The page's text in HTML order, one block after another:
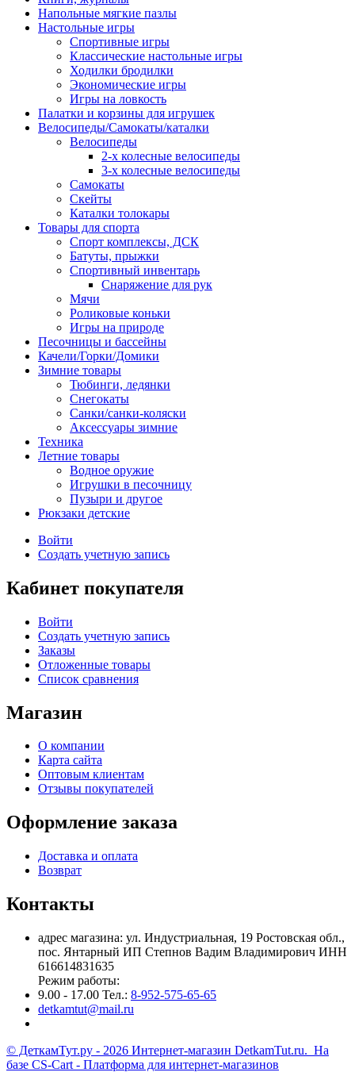
Напольные мягкие пазлы
Настольные игры
Спортивные игры
Классические настольные игры
Ходилки бродилки
Экономические игры
Игры на ловкость
Палатки и корзины для игрушек
Велосипеды/Самокаты/каталки
Велосипеды
2-х колесные велосипеды
3-х колесные велосипеды
Самокаты
Скейты
Каталки толокары
Товары для спорта
Спорт комплексы, ДСК
Батуты, прыжки
Спортивный инвентарь
Снаряжение для рук
Мячи
Роликовые коньки
Игры на природе
Песочницы и бассейны
Качели/Горки/Домики
Зимние товары
Тюбинги, ледянки
Снегокаты
Санки/санки-коляски
Аксессуары зимние
Техника
Летние товары
Водное оружие
Игрушки в песочницу
Пузыри и другое
Рюкзаки детские
Войти
Создать учетную запись
Кабинет покупателя
Войти
Создать учетную запись
Заказы
Отложенные товары
Список сравнения
Магазин
О компании
Карта сайта
Оптовым клиентам
Отзывы покупателей
Оформление заказа
Доставка и оплата
Возврат
Контакты
адрес магазина: ул. Индустриальная, 19 Ростовская обл.,
пос. Янтарный ИП Степнов Вадим Владимирович ИНН
616614831635
Режим работы:
9.00 - 17.00 Тел.: 8-952-575-65-65
detkamtut@mail.ru
© ДеткамТут.ру - 2026 Интернет-магазин DetkamTut.ru. На
базе CS-Cart - Платформа для интернет-магазинов